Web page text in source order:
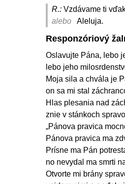
R.: Vzdávame ti
alebo
Aleluja.
Responzóriový
Oslavujte Pána, lebo
lebo jeho
Moja sila a chvála je
on sa mi stal
Hlas plesania nad
znie v stánkoch
„Pánova pravica
Pánova pravica ma
Prísne ma Pán
no nevydal ma smrti
Otvorte mi brány